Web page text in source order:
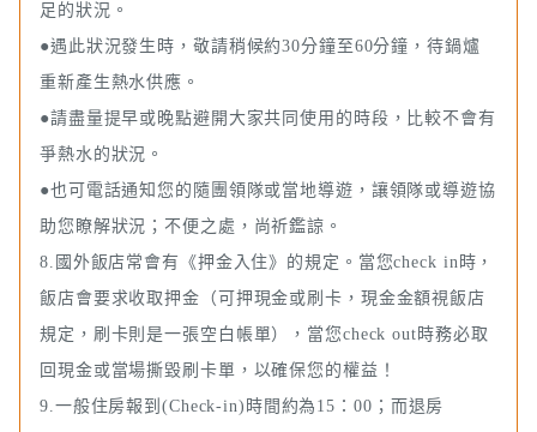
足的狀況。
●遇此狀況發生時，敬請稍候約30分鐘至60分鐘，待鍋爐
重新產生熱水供應。
●請盡量提早或晚點避開大家共同使用的時段，比較不會有
爭熱水的狀況。
●也可電話通知您的隨團領隊或當地導遊，讓領隊或導遊協
助您瞭解狀況；不便之處，尚祈鑑諒。
8.國外飯店常會有《押金入住》的規定。當您check in時，
飯店會要求收取押金（可押現金或刷卡，現金金額視飯店
規定，刷卡則是一張空白帳單），當您check out時務必取
回現金或當場撕毀刷卡單，以確保您的權益！
9.一般住房報到(Check-in)時間約為15：00；而退房